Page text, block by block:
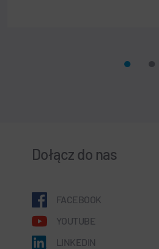
Dołącz do nas
FACEBOOK
YOUTUBE
LINKEDIN